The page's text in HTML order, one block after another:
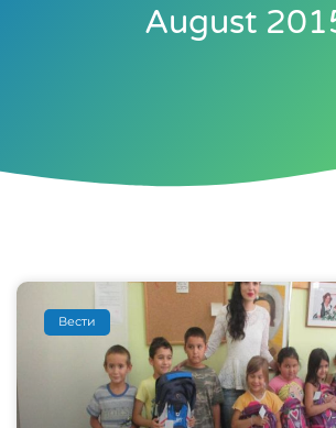
August
Вести